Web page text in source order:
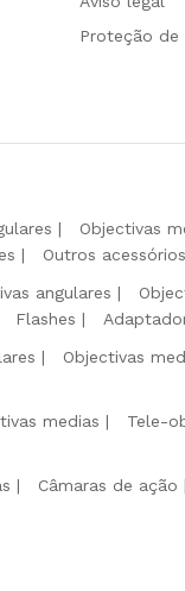
Proteção de
Objectivas
Outros acessórios
angulares
Flashes
Objectivas
medias Tele-
Câmaras de ação